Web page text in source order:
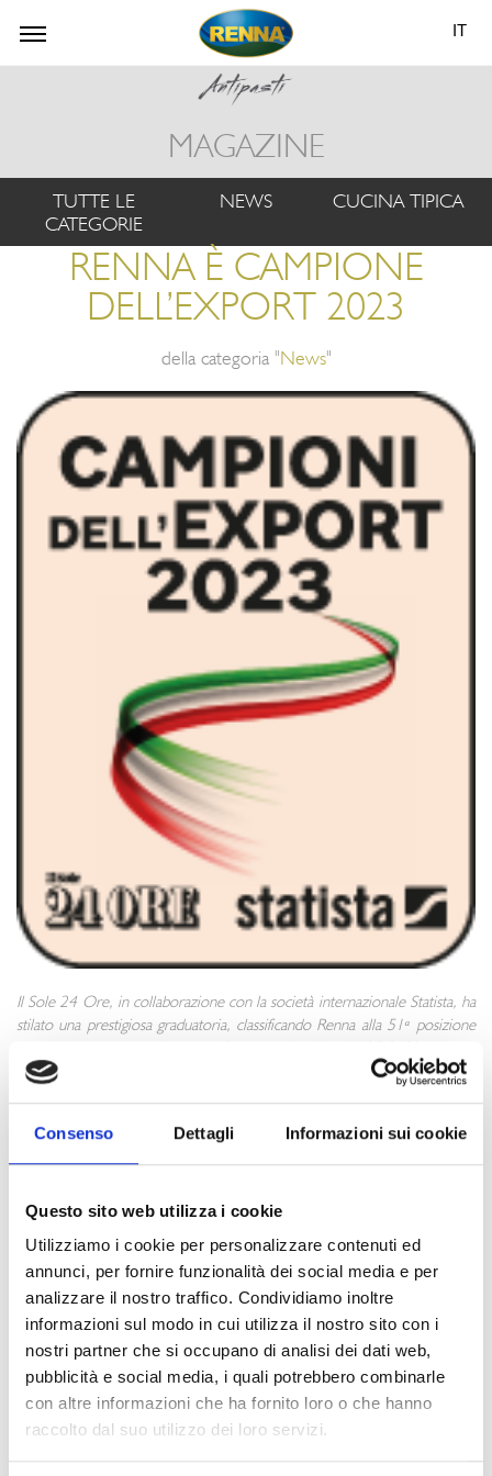
Consenso Dettagli Informazioni sui cookie
Questo sito web utilizza i cookie
Utilizziamo i cookie per personalizzare contenuti ed
annunci, per fornire funzionalità dei social media e per
analizzare il nostro traffico. Condividiamo inoltre
informazioni sul modo in cui utilizza il nostro sito con i
nostri partner che si occupano di analisi dei dati web,
pubblicità e social media, i quali potrebbero combinarle
con altre informazioni che ha fornito loro o che hanno
raccolto dal suo utilizzo dei loro servizi.
IT
MAGAZINE
TUTTE LE
CATEGORIE
NEWS CUCINA TIPICA
RENNA È CAMPIONE
DELL’EXPORT 2023
della categoria "News"
Il Sole 24 Ore, in collaborazione con la società internazionale Statista, ha
stilato una prestigiosa graduatoria, classificando Renna alla 51ᵃ posizione
É con grande orgoglio che annunciamo Renna srltra le aziende leader
nell’Export per l’anno 2023secondo la rinomataclassifica de Il Sole 24
italiane che si sono maggiormente distinte per l’eccellenza nella
promozione e vendita dei propri prodotti all’estero.
Con oltre l’85% di quota export, Renna si è classificata 51esima.
Questo riconoscimento è un modo per celebrare l’impegno, la
determinazione e l’eccellenza italiana sui mercati internazionali.
Grazie anche ad un forte processo di digitalizzazione, Renna ha raggiunto